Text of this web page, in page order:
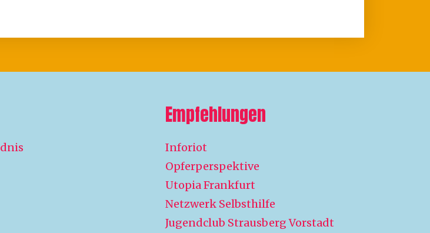
Empfehlungen
Inforiot
Opferperspektive
Utopia Frankfurt
Netzwerk Selbsthilfe
Jugendclub Strausberg Vorstadt